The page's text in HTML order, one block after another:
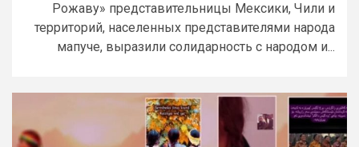
Рожаву» представительницы Мексики, Чили и
территорий, населенных представителями народа
мапуче, выразили солидарность с народом и...